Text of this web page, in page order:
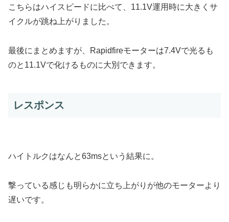
こちらはハイスピードに比べて、11.1V運用時に大きくサ
イクルが跳ね上がりました。
最後にまとめますが、Rapidfireモーターは7.4Vで光るも
のと11.1Vで化けるものに大別できます。
レスポンス
ハイトルクはなんと63msという結果に。
撃っている感じも明らかに立ち上がりが他のモーターより
遅いです。